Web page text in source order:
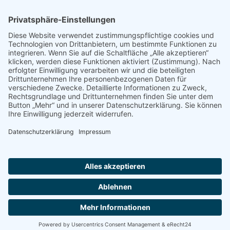
KITA
Impressum
Datenschutz
Barrierefreiheit
Downloads
Cookies